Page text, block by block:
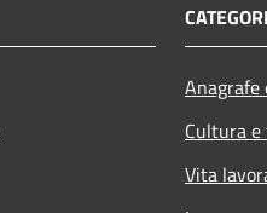
Cultura
Vita